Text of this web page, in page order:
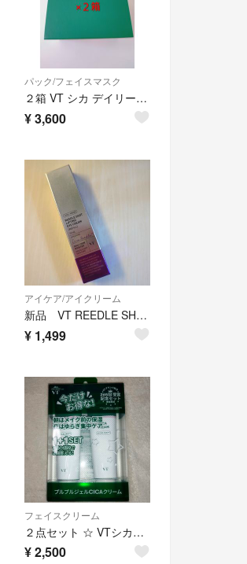
パック/フェイスマスク
２箱 VT シカ デイリースージングマスク ツボクサエキス ヒアルロン酸 ３０枚入り 韓国コスメ
¥3,600
アイケア/アイクリーム
新品 VT REEDLE SHOT ニードルショットリフティング アイクリーム
¥ 1,499
フェイスクリーム
２点セット ☆ VTシカクリーム CICA CREAM １＋１ ジェルクリーム
¥2,500